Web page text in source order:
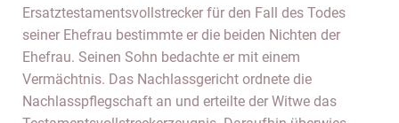
Ersatztestamentsvollstrecker für den Fall des Todes
seiner Ehefrau bestimmte er die beiden Nichten der
Ehefrau. Seinen Sohn bedachte er mit einem
Vermächtnis. Das Nachlassgericht ordnete die
Nachlasspflegschaft an und erteilte der Witwe das